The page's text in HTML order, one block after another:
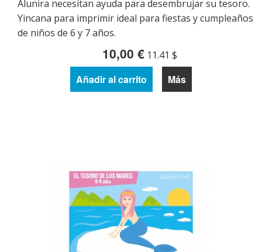
Alunira necesitan ayuda para desembrujar su tesoro.
Yincana para imprimir ideal para fiestas y cumpleaños
de niños de 6 y 7 años.
10,00 € 11.41 $
Añadir al carrito Más